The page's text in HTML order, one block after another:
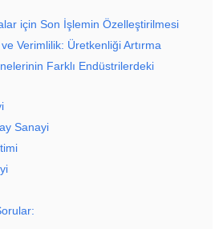
için Son İşlemin Özelleştirilmesi
Verimlilik: Üretkenliği Artırma
Farklı Endüstrilerdeki
Sanayi